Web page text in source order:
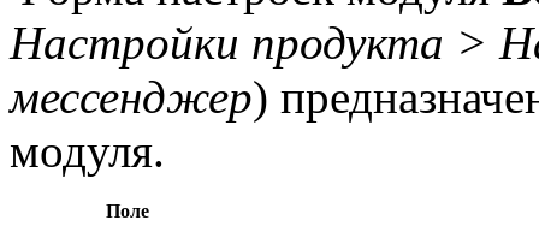
Настройки продукта >
мессенджер)
модуля.
Поле